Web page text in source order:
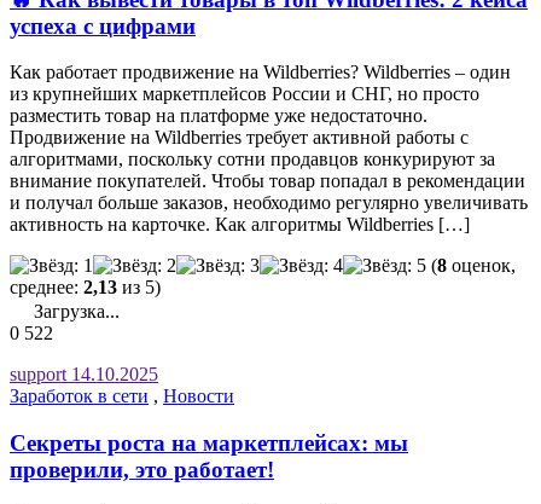
успеха с цифрами
Как работает продвижение на Wildberries? Wildberries – один
из крупнейших маркетплейсов России и СНГ, но просто
разместить товар на платформе уже недостаточно.
Продвижение на Wildberries требует активной работы с
алгоритмами, поскольку сотни продавцов конкурируют за
внимание покупателей. Чтобы товар попадал в рекомендации
и получал больше заказов, необходимо регулярно увеличивать
активность на карточке. Как алгоритмы Wildberries […]
(8 оценок,
среднее: 2,13 из 5)
Загрузка...
0 522
support 14.10.2025
Заработок в сети , Новости
Секреты роста на маркетплейсах: мы
проверили, это работает!